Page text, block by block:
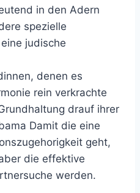
in den Adern
spezielle
judische
denen es
rein verkrachte
drauf ihrer
Damit die eine
geht,
die effektive
werden.